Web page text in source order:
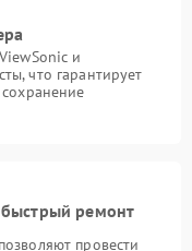
и
что гарантирует
быстрый ремонт
провести